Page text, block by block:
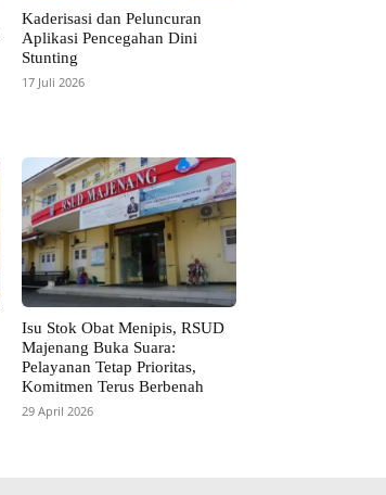
Kaderisasi dan Peluncuran
Aplikasi Pencegahan Dini
Stunting
17 Juli 2026
Isu Stok Obat Menipis, RSUD
Majenang Buka Suara:
Pelayanan Tetap Prioritas,
Komitmen Terus Berbenah
29 April 2026